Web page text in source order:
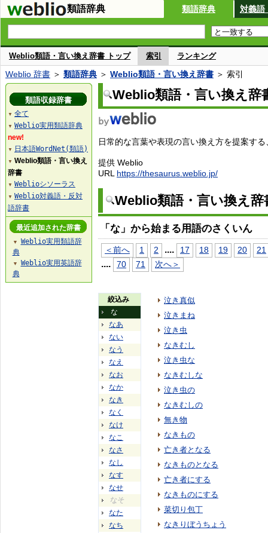
類語辞典 類語辞典 対義語
Weblio類語・言い換え辞書 トップ 索引 ランキング
Weblio 辞書 ＞ 類語辞典 ＞ Weblio類語・言い換え辞書 ＞ 索引
Weblio類語・言い換え辞
日常的な言葉や表現の言い換え方を提案す
提供 Weblio
URL https://thesaurus.weblio.jp/
Weblio類語・言い換え
「な」から始まる用語のさくいん
＜前へ 1 2 .... 17 18 19 20 21
.... 70 71 次へ＞
絞込み
な
なあ
ない
なう
なえ
なお
なか
なき
なく
なけ
なこ
なさ
なし
なす
なせ
なそ
なた
なち
泣き真似
泣きまね
泣き虫
なきむし
泣き虫な
なきむしな
泣き虫の
なきむしの
無き物
なきもの
亡き者となる
なきものとなる
亡き者にする
なきものにする
菜切り包丁
なきりぼうちょう
類語収録辞書
▼ 全て
▼ Weblio実用類語辞典
new!
▼ 日本語WordNet(類語)
▼ Weblio類語・言い換え
辞書
▼ Weblioシソーラス
▼ Weblio対義語・反対
語辞書
最近追加された辞書
▼
Weblio実用類語辞
典
▼
Weblio実用英語辞
典